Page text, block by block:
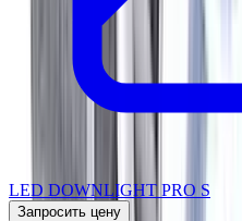
LED DOWNLIGHT PRO S
Запросить цену